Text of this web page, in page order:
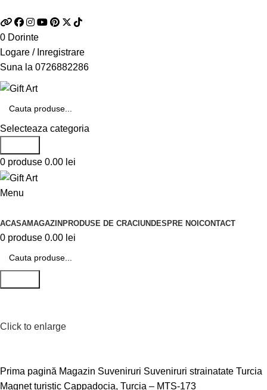
0 Dorinte
Logare / Inregistrare
Suna la 0726882286
Selecteaza categoria
0 produse 0.00 lei
Menu
ACASAMAGAZINPRODUSE DE CRACIUNDESPRE NOICONTACT
0 produse 0.00 lei
Click to enlarge
Prima pagină Magazin Suveniruri Suveniruri strainatate Turcia
Magnet turistic Cappadocia, Turcia – MTS-173